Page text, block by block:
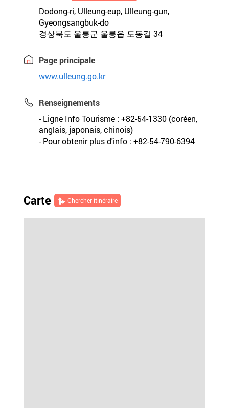
Dodong-ri, Ulleung-eup, Ulleung-gun,
Gyeongsangbuk-do
경상북도 울릉군 울릉읍 도동길 34
Page principale
www.ulleung.go.kr
Renseignements
- Ligne Info Tourisme : +82-54-1330 (coréen,
anglais, japonais, chinois)
- Pour obtenir plus d'info : +82-54-790-6394
Carte Chercher itinéraire